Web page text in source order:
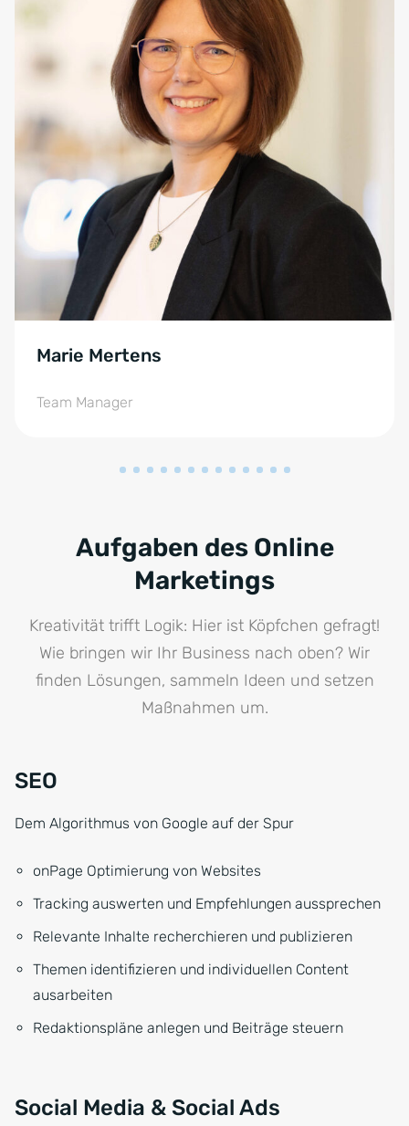
Marie Mertens
Team Manager
Aufgaben des Online
Marketings
Kreativität trifft Logik: Hier ist Köpfchen gefragt!
Wie bringen wir Ihr Business nach oben? Wir
finden Lösungen, sammeln Ideen und setzen
Maßnahmen um.
SEO
Dem Algorithmus von Google auf der Spur
onPage Optimierung von Websites
Tracking auswerten und Empfehlungen aussprechen
Relevante Inhalte recherchieren und publizieren
Themen identifizieren und individuellen Content
ausarbeiten
Redaktionspläne anlegen und Beiträge steuern
Social Media & Social Ads